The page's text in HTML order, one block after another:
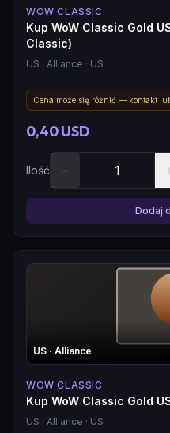
WOW CLASSIC
Kup WoW Classic Gold
Classic)
US · Alliance · US
Cena może się różnić — kontakt
0,40 USD
Ilość −
Dodaj
US · Alliance
WOW CLASSIC
Kup WoW Classic Gold
US · Alliance · US